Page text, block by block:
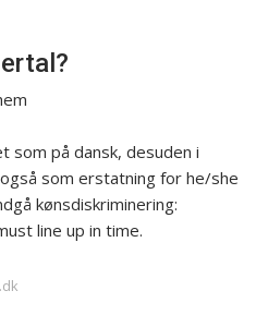
på dansk, desuden i
som erstatning for he/she
kønsdiskriminering:
line up in time.